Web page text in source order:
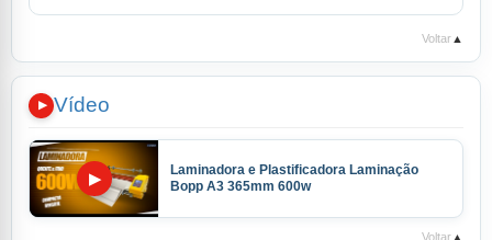
Voltar ▲
Vídeo
▶
Laminadora e Plastificadora Laminação
Bopp A3 365mm 600w
Voltar ▲